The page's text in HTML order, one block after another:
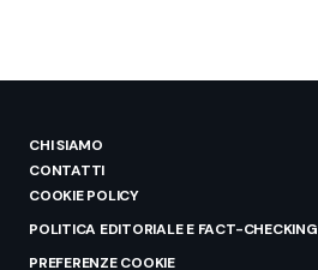
CHI SIAMO
CONTATTI
COOKIE POLICY
POLITICA EDITORIALE E FACT-CHECKING
PREFERENZE COOKIE